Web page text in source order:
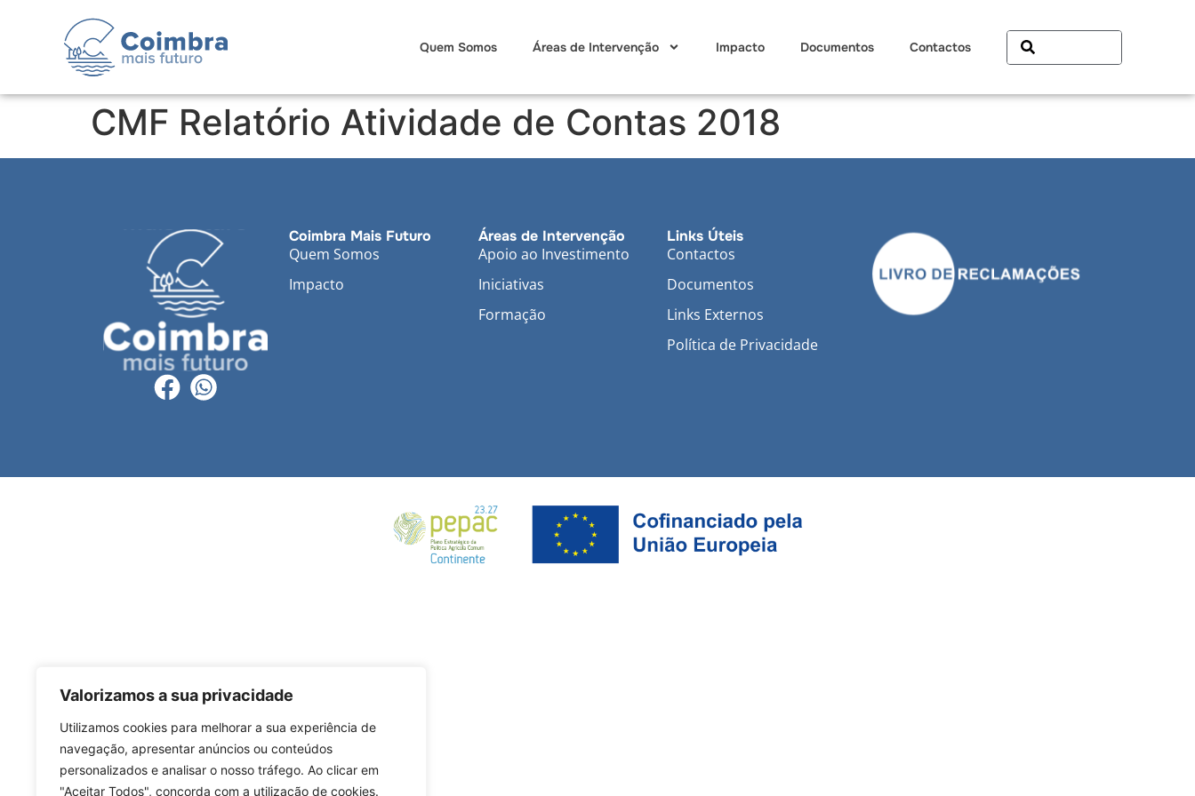
Valorizamos a sua privacidade
Utilizamos cookies para melhorar a sua experiência de
navegação, apresentar anúncios ou conteúdos
personalizados e analisar o nosso tráfego. Ao clicar em
"Aceitar Todos", concorda com a utilização de cookies.
Quem Somos Áreas de Intervenção Impacto Documentos Contactos
CMF Relatório Atividade de Contas 2018
Coimbra Mais Futuro
Quem Somos
Impacto
Áreas de Intervenção
Apoio ao Investimento
Iniciativas
Formação
Links Úteis
Contactos
Documentos
Links Externos
Política de Privacidade